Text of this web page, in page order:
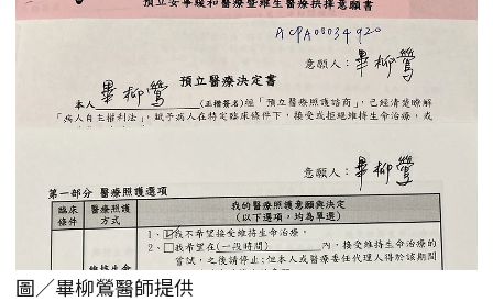
圖／畢柳鶯醫師提供